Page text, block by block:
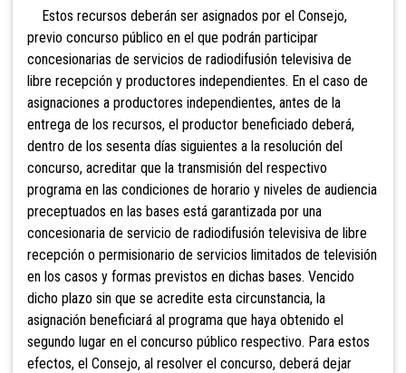
Estos recursos deberán ser asignados por el Consejo,
previo concurso público en el que podrán participar
concesionarias de servicios de radiodifusión televisiva de
libre recepción y productores independientes. En el caso de
asignaciones a productores independientes, antes de la
entrega de los recursos, el productor beneficiado deberá,
dentro de los sesenta días siguientes a la resolución del
concurso, acreditar que la transmisión del respectivo
programa en las condiciones de horario y niveles de audiencia
preceptuados en las bases está garantizada por una
concesionaria de servicio de radiodifusión televisiva de libre
recepción o permisionario de servicios limitados de televisión
en los casos y formas previstos en dichas bases. Vencido
dicho plazo sin que se acredite esta circunstancia, la
asignación beneficiará al programa que haya obtenido el
segundo lugar en el concurso público respectivo. Para estos
efectos, el Consejo, al resolver el concurso, deberá dejar